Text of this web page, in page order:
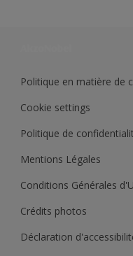
Politique en matière de
Cookie settings
Politique de
Mentions Légales
Conditions Générales
Crédits photos
Déclaration